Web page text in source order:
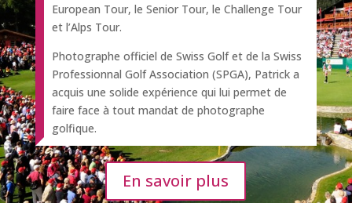
European Tour, le Senior Tour, le Challenge Tour
et l’Alps Tour.
Photographe officiel de Swiss Golf et de la Swiss
Professionnal Golf Association (SPGA), Patrick a
acquis une solide expérience qui lui permet de
faire face à tout mandat de photographe
golfique.
En savoir plus